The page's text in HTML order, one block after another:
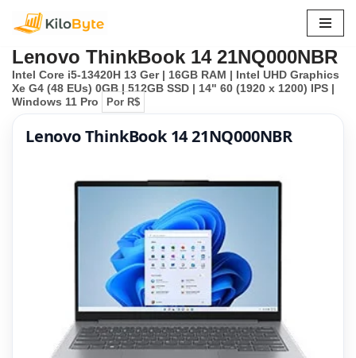
para
o
conteúdo
Lenovo ThinkBook 14 21NQ000NBR
Intel Core i5-13420H 13 Ger | 16GB RAM | Intel UHD Graphics
Xe G4 (48 EUs) 0GB | 512GB SSD | 14" 60 (1920 x 1200) IPS |
Windows 11 Pro
Por R$
Lenovo ThinkBook 14 21NQ000NBR